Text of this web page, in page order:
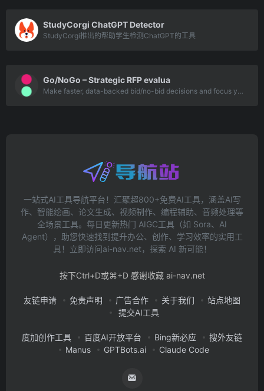
StudyCorgi ChatGPT Detector
StudyCorgi推出的帮助学生检测ChatGPT的工具
Go/NoGo – Strategic RFP evalua
Make faster, data-backed bid/no-bid decisions and focus your team’s time where i
一站式AI工具导航平台！汇聚超800+免费AI工具，涵盖AI写
作、智能绘画、论文生成、视频制作、编程辅助、音频处理等
全场景工具。每日更新热门 AIGC工具（如 Sora、AI
Agent），助您快速找到提升办公、创作、学习效率的实用工
具！立即访问ai-nav.net，探索 AI 新可能！
按下Ctrl+D或⌘+D 感谢收藏 ai-nav.net
友链申请 免责声明 广告合作 关于我们
站点地图
提交AI工具
度加创作工具 百度AI开放平台 Bing新必应
搜外友链
Manus
GPTBots.ai Claude Code